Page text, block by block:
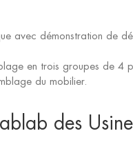
avec démonstration de
en trois groupes de 4
du mobilier.
des